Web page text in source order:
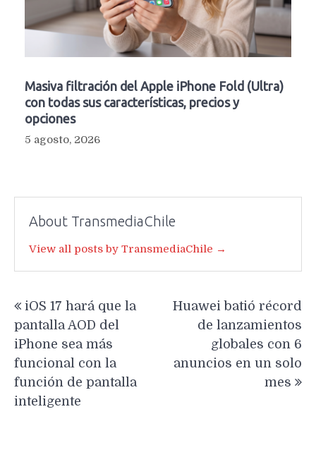
Masiva filtración del Apple iPhone Fold (Ultra)
con todas sus características, precios y
opciones
5 agosto, 2026
About TransmediaChile
View all posts by TransmediaChile →
entradas
iOS 17 hará que la
pantalla AOD del
iPhone sea más
funcional con la
función de pantalla
inteligente
Huawei batió récord
de lanzamientos
globales con 6
anuncios en un solo
mes